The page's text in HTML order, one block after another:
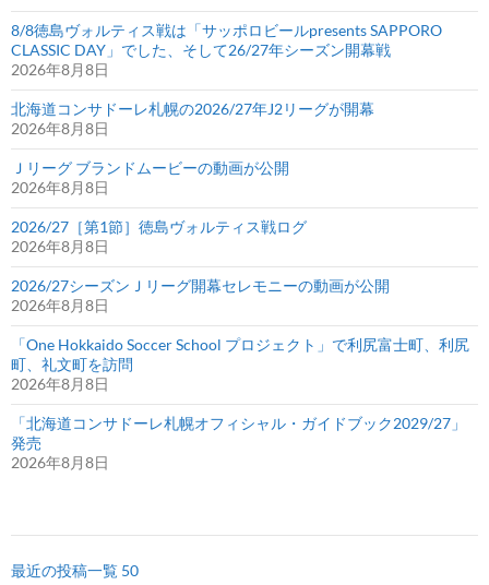
8/8徳島ヴォルティス戦は「サッポロビールpresents SAPPORO
CLASSIC DAY」でした、そして26/27年シーズン開幕戦
2026年8月8日
北海道コンサドーレ札幌の2026/27年J2リーグが開幕
2026年8月8日
Ｊリーグ ブランドムービーの動画が公開
2026年8月8日
2026/27［第1節］徳島ヴォルティス戦ログ
2026年8月8日
2026/27シーズンＪリーグ開幕セレモニーの動画が公開
2026年8月8日
「One Hokkaido Soccer School プロジェクト」で利尻富士町、利尻
町、礼文町を訪問
2026年8月8日
「北海道コンサドーレ札幌オフィシャル・ガイドブック2029/27」
発売
2026年8月8日
最近の投稿一覧 50